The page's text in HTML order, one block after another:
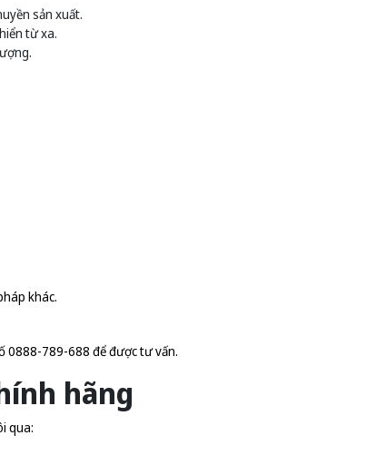
sản xuất.
từ xa.
khác.
0888-789-688 để được tư vấn.
hãng
qua: